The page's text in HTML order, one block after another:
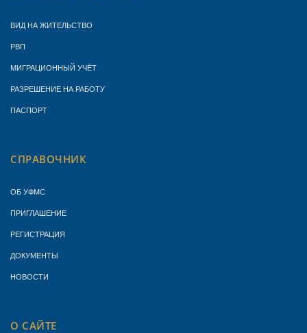
ВИД НА ЖИТЕЛЬСТВО
РВП
МИГРАЦИОННЫЙ УЧЁТ
РАЗРЕШЕНИЕ НА РАБОТУ
ПАСПОРТ
СПРАВОЧНИК
ОБ УФМС
ПРИГЛАШЕНИЕ
РЕГИСТРАЦИЯ
ДОКУМЕНТЫ
НОВОСТИ
О САЙТЕ